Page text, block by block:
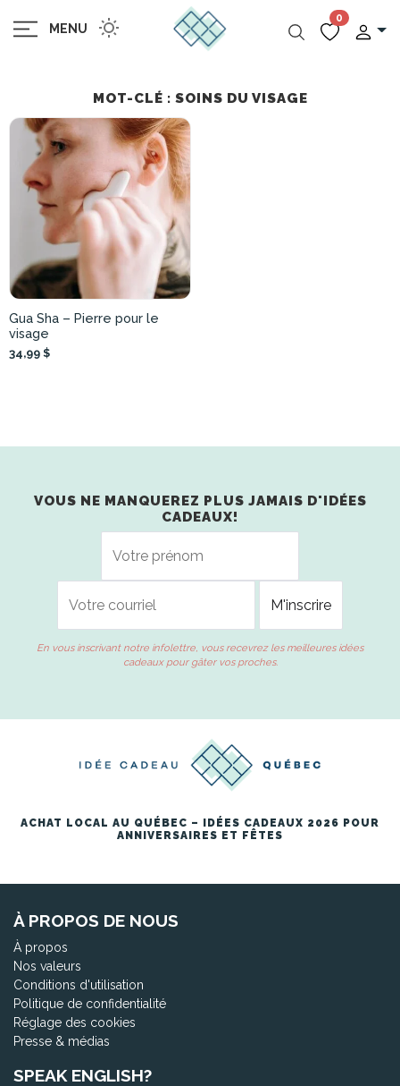
MENU
0
MOT-CLÉ : SOINS DU VISAGE
Gua Sha – Pierre pour le
visage
34,99 $
VOUS NE MANQUEREZ PLUS JAMAIS D'IDÉES
CADEAUX!
En vous inscrivant notre infolettre, vous recevrez les meilleures idées
cadeaux pour gâter vos proches.
ACHAT LOCAL AU QUÉBEC – IDÉES CADEAUX 2026 POUR
ANNIVERSAIRES ET FÊTES
À PROPOS DE NOUS
À propos
Nos valeurs
Conditions d'utilisation
Politique de confidentialité
Réglage des cookies
Presse & médias
SPEAK ENGLISH?